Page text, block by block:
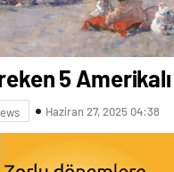
5
Haziran 27, 2025 04:38